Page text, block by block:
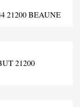
21200 BEAUNE
21200